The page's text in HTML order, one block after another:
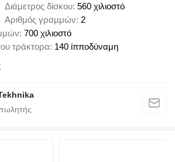
Διάμετρος δίσκου 560 χιλιοστό
Αριθμός γραμμών 2
700 χιλιοστό
τράκτορα 140 ίπποδύναμη